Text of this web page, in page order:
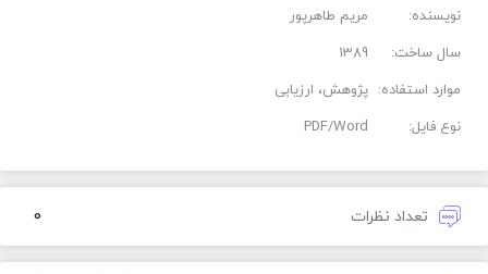
نویسنده:
مریم طاهرپور
سال ساخت:
1389
موارد استفاده: پژوهش، ارزیابی
نوع فایل:
PDF/Word
تعداد نظرات 0